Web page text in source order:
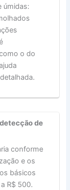
úmidas:
o do
de
conforme
e os
básicos
R$ 500.